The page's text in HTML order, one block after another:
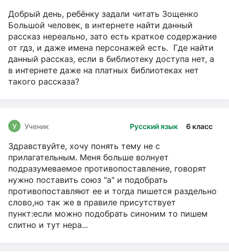
Добрый день, ребёнку задали читать Зощенко
Большой человек, в интернете найти данный
рассказ нереально, зато есть краткое содержание
от гдз, и даже имена персонажей есть. Где найти
данный рассказ, если в библиотеку доступа нет, а
в интернете даже на платных библиотеках нет
такого рассказа?
Русский язык 6 класс
У Ученик
Здравствуйте, хочу понять тему не с
прилагательным. Меня больше волнует
подразумеваемое противопоставление, говорят
нужно поставить союз "а" и подобрать
противопоставляют ее и тогда пишется раздельно
слово,но так же в правиле присутствует
пункт:если можно подобрать синоним то пишем
слитно и тут нера...